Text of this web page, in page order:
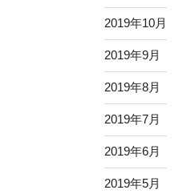
2019年10月
2019年9月
2019年8月
2019年7月
2019年6月
2019年5月